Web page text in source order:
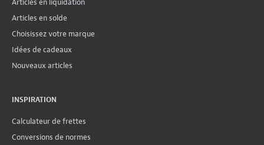
Articles en solde
Choisissez votre marque
Idées de cadeaux
Nouveaux articles
INSPIRATION
Calculateur de frettes
Conversions de normes